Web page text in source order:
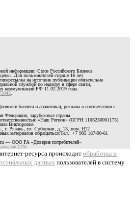
информации: Союз Российского Бизнеса
Для пользователей старше 16 лет.
на источник публикации обязательна
службой по надзору в сфере связи,
коммуникаций РФ 11.02.2019 года.
бизнеса и аналитика), реклама в соответствии с
Федерация, зарубежные страны
«Наш Регион» (ОГРН 1106230001173)
Викторовна
г. Рязань, ул. Соборная, д. 13, пом. Н12
материалов обращаться:Тел.: +7 905 187-90-61
— ООО РА «Доверие потребителей»
СРБ
ресурса происходит обработка и
данных пользователей в систему